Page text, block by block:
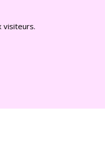
visiteurs.